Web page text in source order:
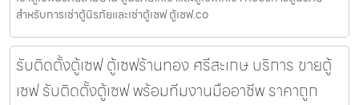
สำหรับการเช่าตู้นิรภัยและเช่าตู้เซฟ ตู้เซฟ.co
รับติดตั้งตู้เซฟ ตู้เซฟร้านทอง ศรีสะเกษ บริการ ขายตู้
เซฟ รับติดตั้งตู้เซฟ พร้อมทีมงานมืออาชีพ ราคาถูก